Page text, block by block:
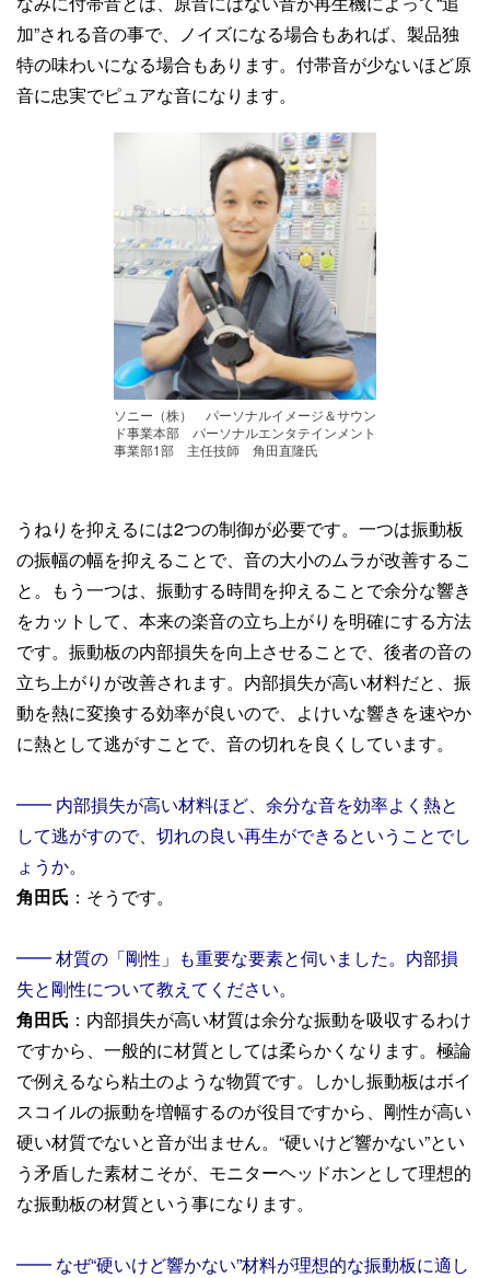
加”される音の事で、ノイズになる場合もあれば、製品独
特の味わいになる場合もあります。付帯音が少ないほど原
音に忠実でピュアな音になります。
ソニー（株） パーソナルイメージ＆サウン
ド事業本部 パーソナルエンタテインメント
事業部1部 主任技師 角田直隆氏
うねりを抑えるには2つの制御が必要です。一つは振動板
の振幅の幅を抑えることで、音の大小のムラが改善するこ
と。もう一つは、振動する時間を抑えることで余分な響き
をカットして、本来の楽音の立ち上がりを明確にする方法
です。振動板の内部損失を向上させることで、後者の音の
立ち上がりが改善されます。内部損失が高い材料だと、振
動を熱に変換する効率が良いので、よけいな響きを速やか
に熱として逃がすことで、音の切れを良くしています。
━━ 内部損失が高い材料ほど、余分な音を効率よく熱と
して逃がすので、切れの良い再生ができるということでし
ょうか。
角田氏 ：そうです。
━━ 材質の「剛性」も重要な要素と伺いました。内部損
失と剛性について教えてください。
角田氏 ：内部損失が高い材質は余分な振動を吸収するわけ
ですから、一般的に材質としては柔らかくなります。極論
で例えるなら粘土のような物質です。しかし振動板はボイ
スコイルの振動を増幅するのが役目ですから、剛性が高い
硬い材質でないと音が出ません。“硬いけど響かない”とい
う矛盾した素材こそが、モニターヘッドホンとして理想的
な振動板の材質という事になります。
━━ なぜ“硬いけど響かない”材料が理想的な振動板に適し